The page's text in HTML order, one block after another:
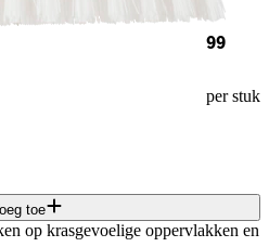
99
per stuk
toe
op krasgevoelige oppervlakken en